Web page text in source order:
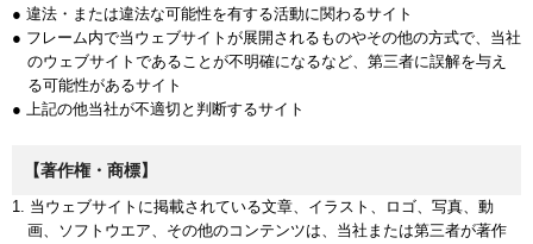
● 違法・または違法な可能性を有する活動に関わるサイト
● フレーム内で当ウェブサイトが展開されるものやその他の方式で、当社
のウェブサイトであることが不明確になるなど、第三者に誤解を与え
る可能性があるサイト
● 上記の他当社が不適切と判断するサイト
【著作権・商標】
1. 当ウェブサイトに掲載されている文章、イラスト、ロゴ、写真、動
画、ソフトウエア、その他のコンテンツは、当社または第三者が著作